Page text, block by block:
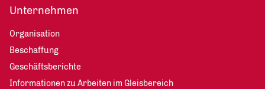
Unternehmen
Organisation
Beschaffung
Geschäftsberichte
Informationen zu Arbeiten im Gleisbereich